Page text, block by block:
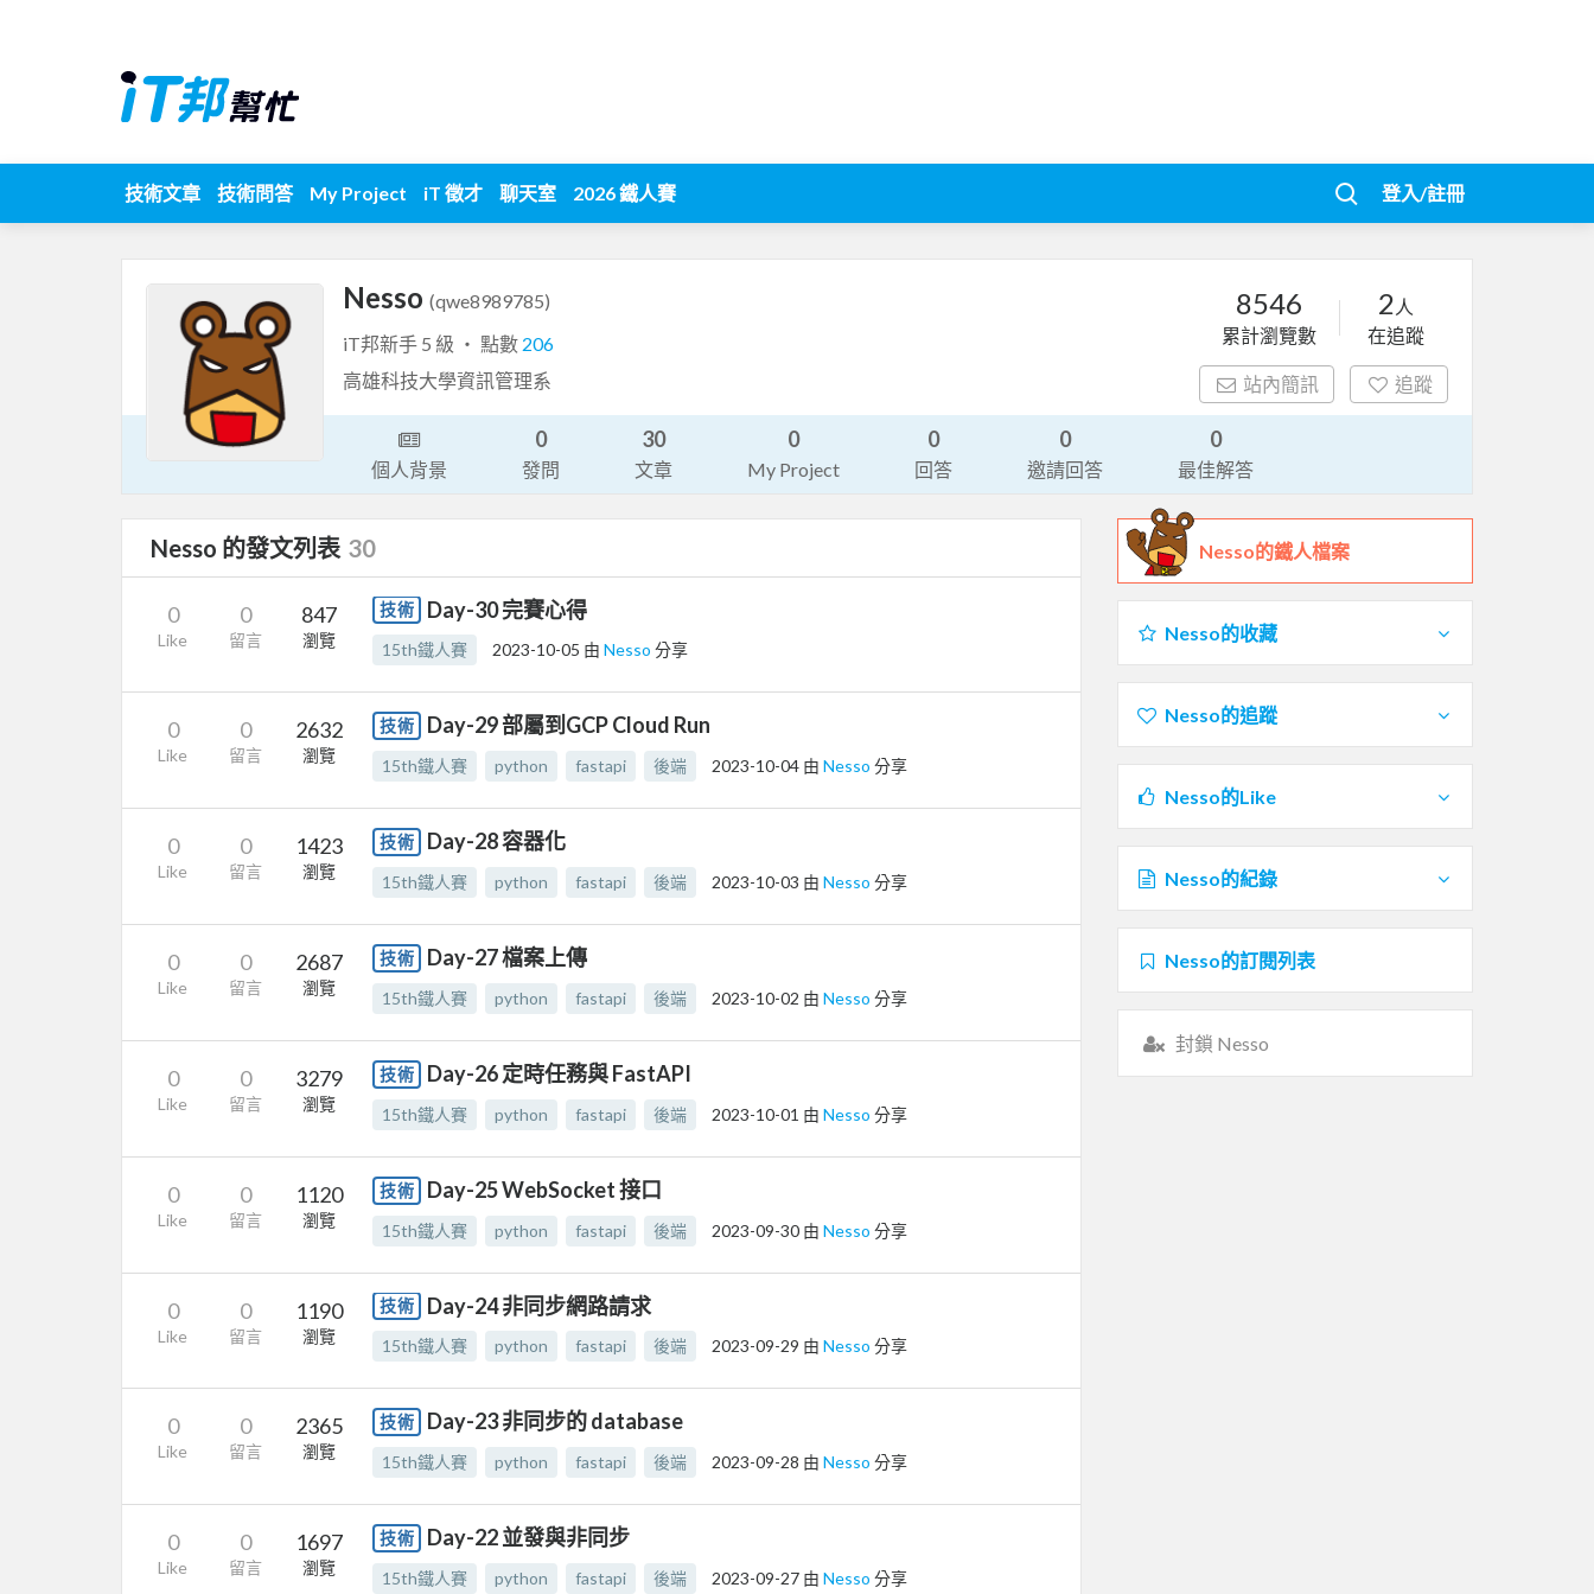
技術文章 技術問答 My Project iT 徵才 聊天室 2026 鐵人賽 登入/註冊
Nesso (qwe8989785)
iT邦新手 5 級 ‧ 點數 206
高雄科技大學資訊管理系
8546
累計瀏覽數
2 人
在追蹤
站內簡訊 追蹤
個人背景
0
發問
30
文章
0
My Project
0
回答
0
邀請回答
0
最佳解答
Nesso 的發文列表 30
0
Like
0
留言
847
瀏覽
技術 Day-30 完賽心得
15th鐵人賽 2023-10-05 由 Nesso 分享
0
Like
0
留言
2632
瀏覽
技術 Day-29 部屬到GCP Cloud Run
15th鐵人賽 python fastapi 後端 2023-10-04 由 Nesso 分享
0
Like
0
留言
1423
瀏覽
技術 Day-28 容器化
15th鐵人賽 python fastapi 後端 2023-10-03 由 Nesso 分享
0
Like
0
留言
2687
瀏覽
技術 Day-27 檔案上傳
15th鐵人賽 python fastapi 後端 2023-10-02 由 Nesso 分享
0
Like
0
留言
3279
瀏覽
技術 Day-26 定時任務與 FastAPI
15th鐵人賽 python fastapi 後端 2023-10-01 由 Nesso 分享
0
Like
0
留言
1120
瀏覽
技術 Day-25 WebSocket 接口
15th鐵人賽 python fastapi 後端 2023-09-30 由 Nesso 分享
0
Like
0
留言
1190
瀏覽
技術 Day-24 非同步網路請求
15th鐵人賽 python fastapi 後端 2023-09-29 由 Nesso 分享
0
Like
0
留言
2365
瀏覽
技術 Day-23 非同步的 database
15th鐵人賽 python fastapi 後端 2023-09-28 由 Nesso 分享
0
Like
0
留言
1697
瀏覽
技術 Day-22 並發與非同步
15th鐵人賽 python fastapi 後端 2023-09-27 由 Nesso 分享
Nesso的鐵人檔案
Nesso的收藏
Nesso的追蹤
Nesso的Like
Nesso的紀錄
Nesso的訂閱列表
封鎖 Nesso